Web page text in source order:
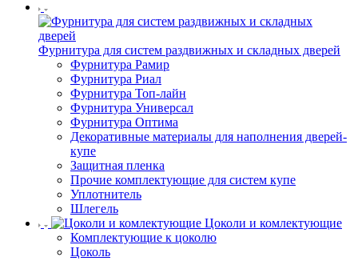
Фурнитура для систем раздвижных и складных дверей
Фурнитура Рамир
Фурнитура Риал
Фурнитура Топ-лайн
Фурнитура Универсал
Фурнитура Оптима
Декоративные материалы для наполнения дверей-
купе
Защитная пленка
Прочие комплектующие для систем купе
Уплотнитель
Шлегель
Цоколи и комлектующие
Комплектующие к цоколю
Цоколь